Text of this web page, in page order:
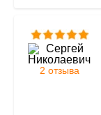
2 отзыва